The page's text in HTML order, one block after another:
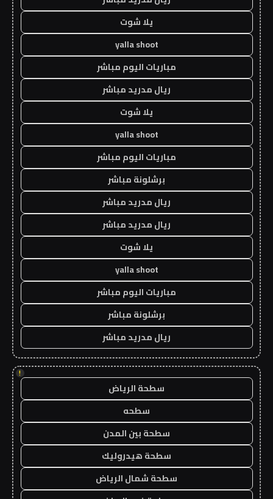
يلا شوت
yalla shoot
مباريات اليوم مباشر
ريال مدريد مباشر
يلا شوت
yalla shoot
مباريات اليوم مباشر
برشلونة مباشر
ريال مدريد مباشر
ريال مدريد مباشر
يلا شوت
yalla shoot
مباريات اليوم مباشر
برشلونة مباشر
ريال مدريد مباشر
!
سطحة الرياض
سطحه
سطحة بين المدن
سطحة هيدروليك
سطحة شمال الرياض